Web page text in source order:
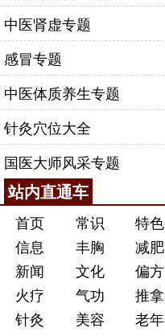
中医肾虚专题
感冒专题
中医体质养生专题
针灸穴位大全
国医大师风采专题
站内直通车
首页 常识 特色
信息
丰胸 减肥
新闻
文化 偏方
火疗
气功 推拿
针灸
美容 老年